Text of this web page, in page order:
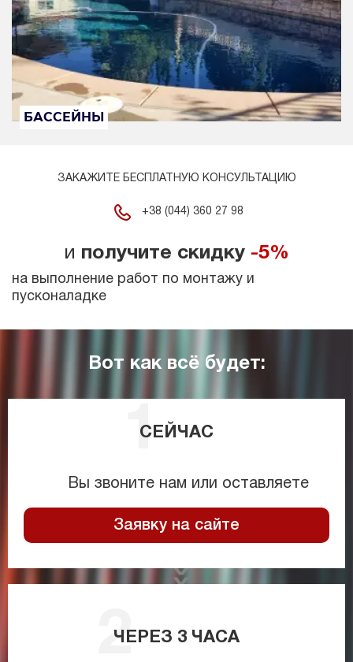
БАССЕЙНЫ
ЗАКАЖИТЕ БЕСПЛАТНУЮ КОНСУЛЬТАЦИЮ
+38 (044) 360 27 98
и получите скидку -5%
на выполнение работ по монтажу и
пусконаладке
Вот как всё будет:
СЕЙЧАС
Вы звоните нам или оставляете
Заявку на сайте
ЧЕРЕЗ 3 ЧАСА